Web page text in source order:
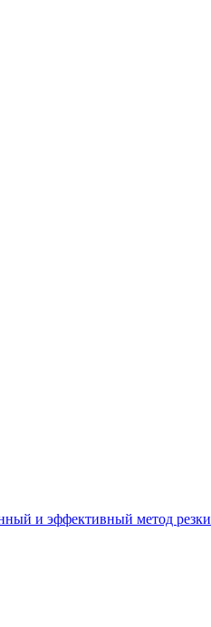
и эффективный метод резки